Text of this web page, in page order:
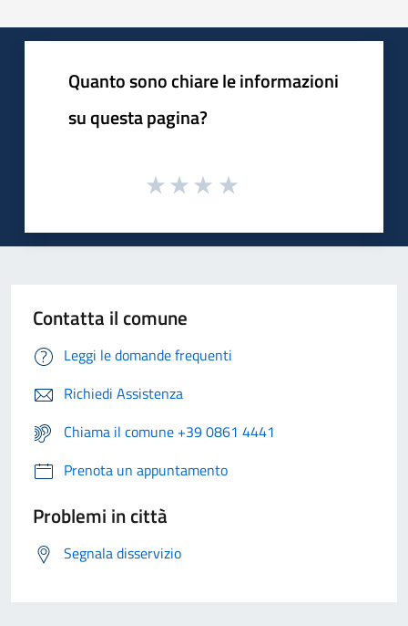
Quanto sono chiare le informazioni
su questa pagina?
Contatta il comune
Leggi le domande frequenti
Richiedi Assistenza
Chiama il comune +39 0861 4441
Prenota un appuntamento
Problemi in città
Segnala disservizio